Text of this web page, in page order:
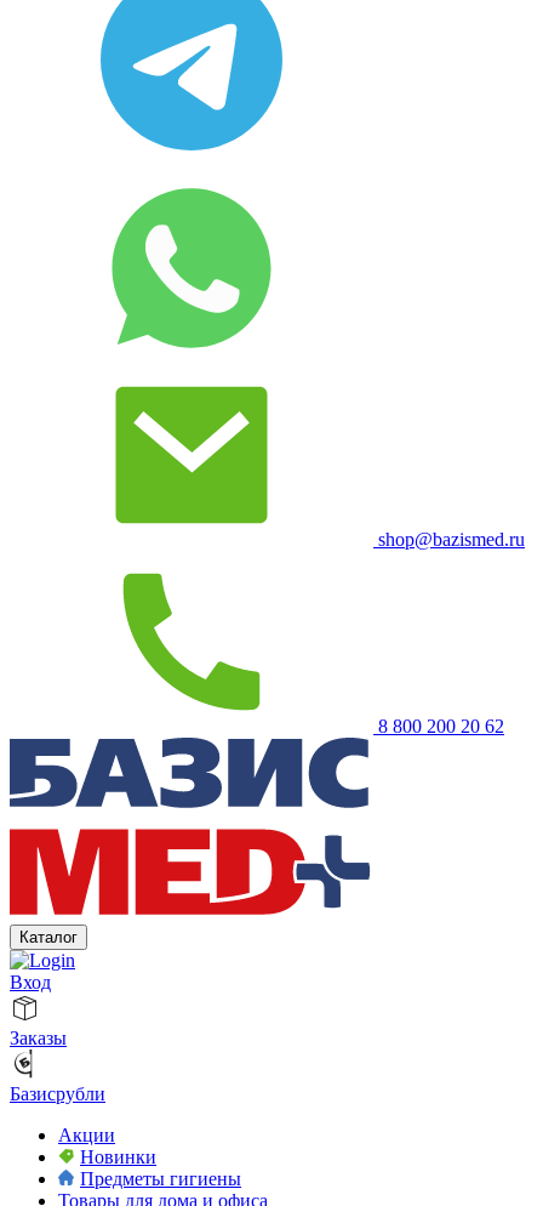
shop@bazismed.ru
8 800 200 20 62
Каталог
Вход
Заказы
Базисрубли
Акции
Новинки
Предметы гигиены
Товары для дома и офиса